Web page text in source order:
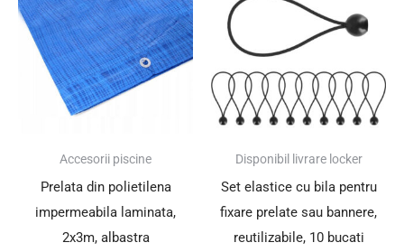
Accesorii piscine
Prelata din polietilena
impermeabila laminata,
2x3m, albastra
Disponibil livrare locker
Set elastice cu bila pentru
fixare prelate sau bannere,
reutilizabile, 10 bucati